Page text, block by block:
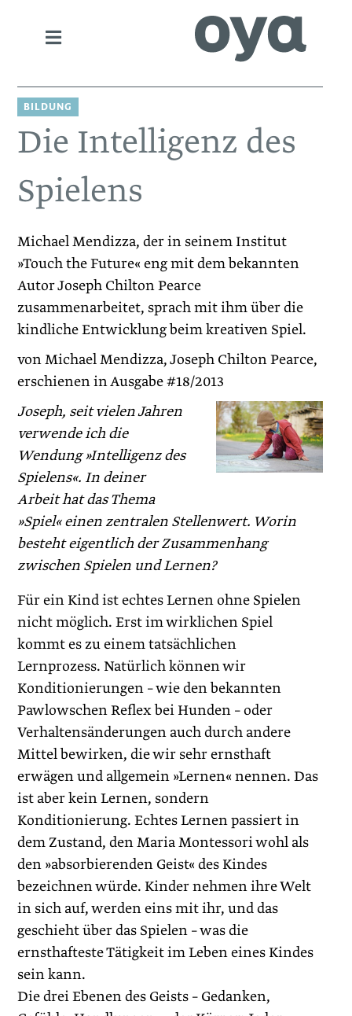
BILDUNG
Die Intelligenz des
Spielens
Michael Mendizza, der in seinem Institut
»Touch the Future« eng mit dem bekannten
Autor ­Joseph Chilton Pearce
zusammenarbeitet, sprach mit ihm über die
kindliche Entwicklung beim kreativen Spiel.
von Michael Mendizza, Joseph Chilton Pearce,
erschienen in Ausgabe #18/2013
Joseph, seit vielen Jahren
verwende ich die
Wendung »Intelligenz des
Spielens«. In deiner
Arbeit hat das Thema
»Spiel« einen zentralen Stellenwert. Worin
besteht eigentlich der Zusammenhang
zwischen Spielen und Lernen?
Für ein Kind ist echtes Lernen ohne Spielen
nicht möglich. Erst im wirklichen Spiel
kommt es zu einem tatsächlichen
Lernprozess. Natürlich können wir
Konditionierungen – wie den bekannten
Pawlowschen Reflex bei Hunden – oder
Verhaltensänderungen auch durch andere
Mittel bewirken, die wir sehr ernsthaft
erwägen und allgemein »Lernen« nennen. Das
ist aber kein Lernen, sondern
Konditionierung. Echtes Lernen passiert in
dem Zustand, den Maria Montessori wohl als
den »absorbierenden Geist« des Kindes
bezeichnen würde. Kinder nehmen ihre Welt
in sich auf, werden eins mit ihr, und das
geschieht über das Spielen – was die
ernsthafteste Tätigkeit im Leben eines Kindes
sein kann.
Die drei Ebenen des Geists – Gedanken,